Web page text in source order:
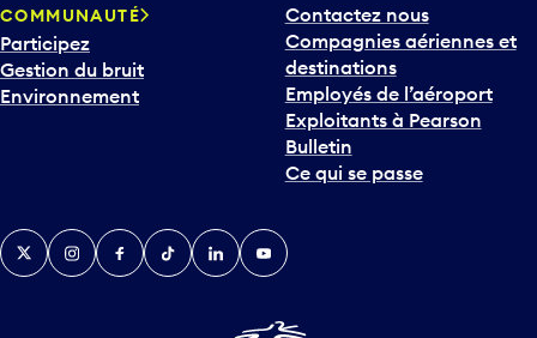
COMMUNAUTÉ
Participez
Gestion du bruit
Environnement
Contactez nous
Compagnies aériennes et
destinations
Employés de l’aéroport
Exploitants à Pearson
Bulletin
Ce qui se passe
TwitterInstagramFacebook
TikTokLinkedInYouTube